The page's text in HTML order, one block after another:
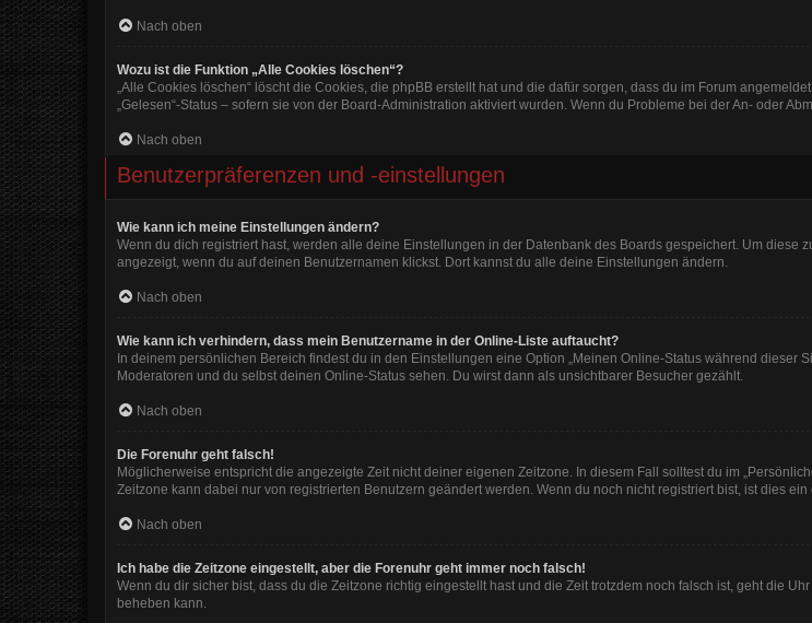
Nach oben
Wozu ist die Funktion „Alle Cookies löschen“?
„Alle Cookies löschen“ löscht die Cookies, die phpBB erstellt hat und die dafür sorgen, dass du im Forum
„Gelesen“-Status – sofern sie von der Board-Administration aktiviert wurden. Wenn du Probleme bei der An- oder
Nach oben
Benutzerpräferenzen und -einstellungen
Wie kann ich meine Einstellungen ändern?
Wenn du dich registriert hast, werden alle deine Einstellungen in der Datenbank des Boards gespeichert. Um diese
angezeigt, wenn du auf deinen Benutzernamen klickst. Dort kannst du alle deine Einstellungen ändern.
Nach oben
Wie kann ich verhindern, dass mein Benutzername in der Online-Liste auftaucht?
In deinem persönlichen Bereich findest du in den Einstellungen eine Option „Meinen Online-Status während dieser
Moderatoren und du selbst deinen Online-Status sehen. Du wirst dann als unsichtbarer Besucher gezählt.
Nach oben
Die Forenuhr geht falsch!
Möglicherweise entspricht die angezeigte Zeit nicht deiner eigenen Zeitzone. In diesem Fall solltest du im
Zeitzone kann dabei nur von registrierten Benutzern geändert werden. Wenn du noch nicht registriert bist, ist dies ein
Nach oben
Ich habe die Zeitzone eingestellt, aber die Forenuhr geht immer noch falsch!
Wenn du dir sicher bist, dass du die Zeitzone richtig eingestellt hast und die Zeit trotzdem noch falsch ist, geht die
beheben kann.